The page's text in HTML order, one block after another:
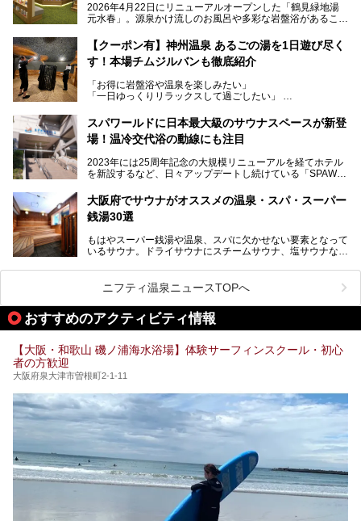
今回はオープン前の内覧会に参加し、館内のこだわりポイン
サウナー注目の3種のサウナや160cmの深水風呂、没入感の
高い岩盤浴エリア、日本最大の台数を誇る最新AIフィットネ
スマシンなど、見どころ満載の館内を詳しくご紹介します。
2026年4月22日にリニューアルオープンした「鶴見緑地湯
元水春」。源泉かけ流しのお風呂や多彩な岩盤浴があること
に“一日中くつろげる場所”としてパワーアップしています。
今回のリニューアルでは、新たに登場した瞑想サウナをはじ
見どころが盛りだくさん。日常の疲れを癒やしたい方はもち
ろん、休日にゆったり過ごしたい方にもぴったりの内容とな
本記事では、そんなリニューアル後の注目ポイントを詳しく
紹介します。これから「鶴見緑地湯元水春」に訪れる方や、
い。
【クーポン有】神州温泉 あるごの湯を1日遊び尽く
す！本場チムジルバンも徹底紹介
「お得に岩盤浴や温泉を楽しみたい」
「一日ゆっくりリラックスして過ごしたい」
利用できる「神州温泉 あるごの湯」です。
あるごの湯は、大阪府豊中市にある日帰り温浴施設で、阪急
チムジルバン（岩盤浴）を中心に、発汗・リラックス・漫画
タイムまで満喫できる長時間滞在型の施設なので、一日中ゆ
る迫力ある熱波パフォーマンスも毎日行われており、“とと
のう”体験をしっかり楽しめるのもポイントです。
ケやボウリングといった遊び場もあり、友人同士やカップル
で“遊び+癒し”の一日を過ごすのにもぴったり。
処にいたるまで魅力をたっぷり堪能してきたので、その全容
スパワールドに日本最大級のサウナスペースが新登
場！温冷交代浴の動線にも注目
2023年には25周年記念の大規模リニューアルを経てホテル
を新設するなど、日々アップデートし続けている「SPAWO
そんなスパワールドが2025年11月15日（土）に、新たな浴
室や日本最大級140人収容の大規模サウナを携えてリニュー
アルオープン！浴室である4F・6Fそれぞれにリニューアル
大規模リニューアルの全容を確認すべく、リニューアルプレ
オープンイベントに行ってきました！今回はそのリニューア
大阪府でサウナがオススメの温泉・スパ・スーパー
銭湯30選
もはやスーパー銭湯や温泉、スパに欠かせない要素となって
いるサウナ。ドライサウナにスチームサウナ、塩サウナな
ペース、ロウリュウなど、心ゆくまで楽しむためのサービス
が充実した施設も多くみられます。
今回はそんなサウナにこだわった、大阪府内のオススメ温
泉・銭湯・スパを30件紹介したいと思います！
ニフティ温泉ニュースTOPへ
おすすめのアクティビティ情報
【大阪・和歌山 磯ノ浦海水浴場】体験サーフィンスクール・初心
者の方歓迎
大阪府泉大津市曽根町2-1-11